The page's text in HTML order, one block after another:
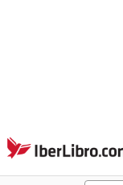
Pasar al contenido
IberLibro.com